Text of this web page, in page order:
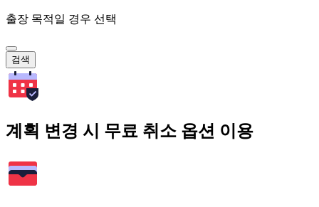
출장 목적일 경우 선택
검색
계획 변경 시 무료 취소 옵션 이용